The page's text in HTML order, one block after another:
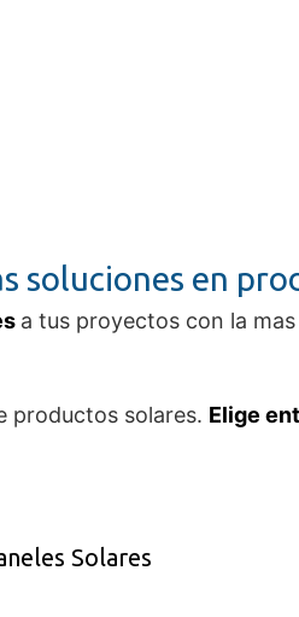
soluciones en
a tus proyectos con la
productos solares. Elige
Solares